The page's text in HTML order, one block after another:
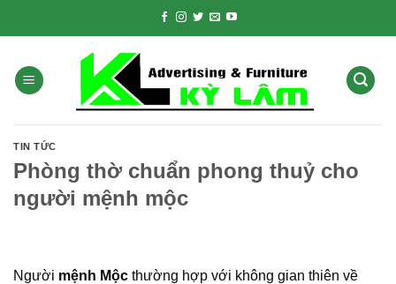
TIN TỨC
Phòng thờ chuẩn phong thuỷ cho
người mệnh mộc
Người mệnh Mộc thường hợp với không gian thiên về